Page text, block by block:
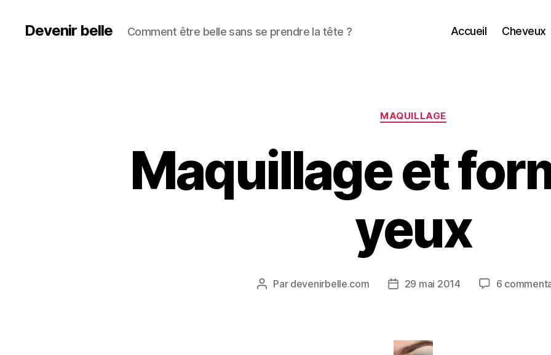
Devenir belle Comment être belle sans se prendre la tête ? Accueil Cheveux
Catégories
MAQUILLAGE
Maquillage et
yeux
Auteur
Par devenirbelle.com
Date29 mai 2014 6